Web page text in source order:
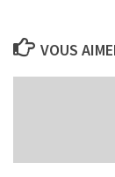
VOUS